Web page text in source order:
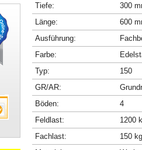
Tiefe:
300
Länge:
600
Ausführung:
Farbe:
Typ:
150
GR/AR:
Böden:
4
Feldlast:
1200
Fachlast:
150 kg